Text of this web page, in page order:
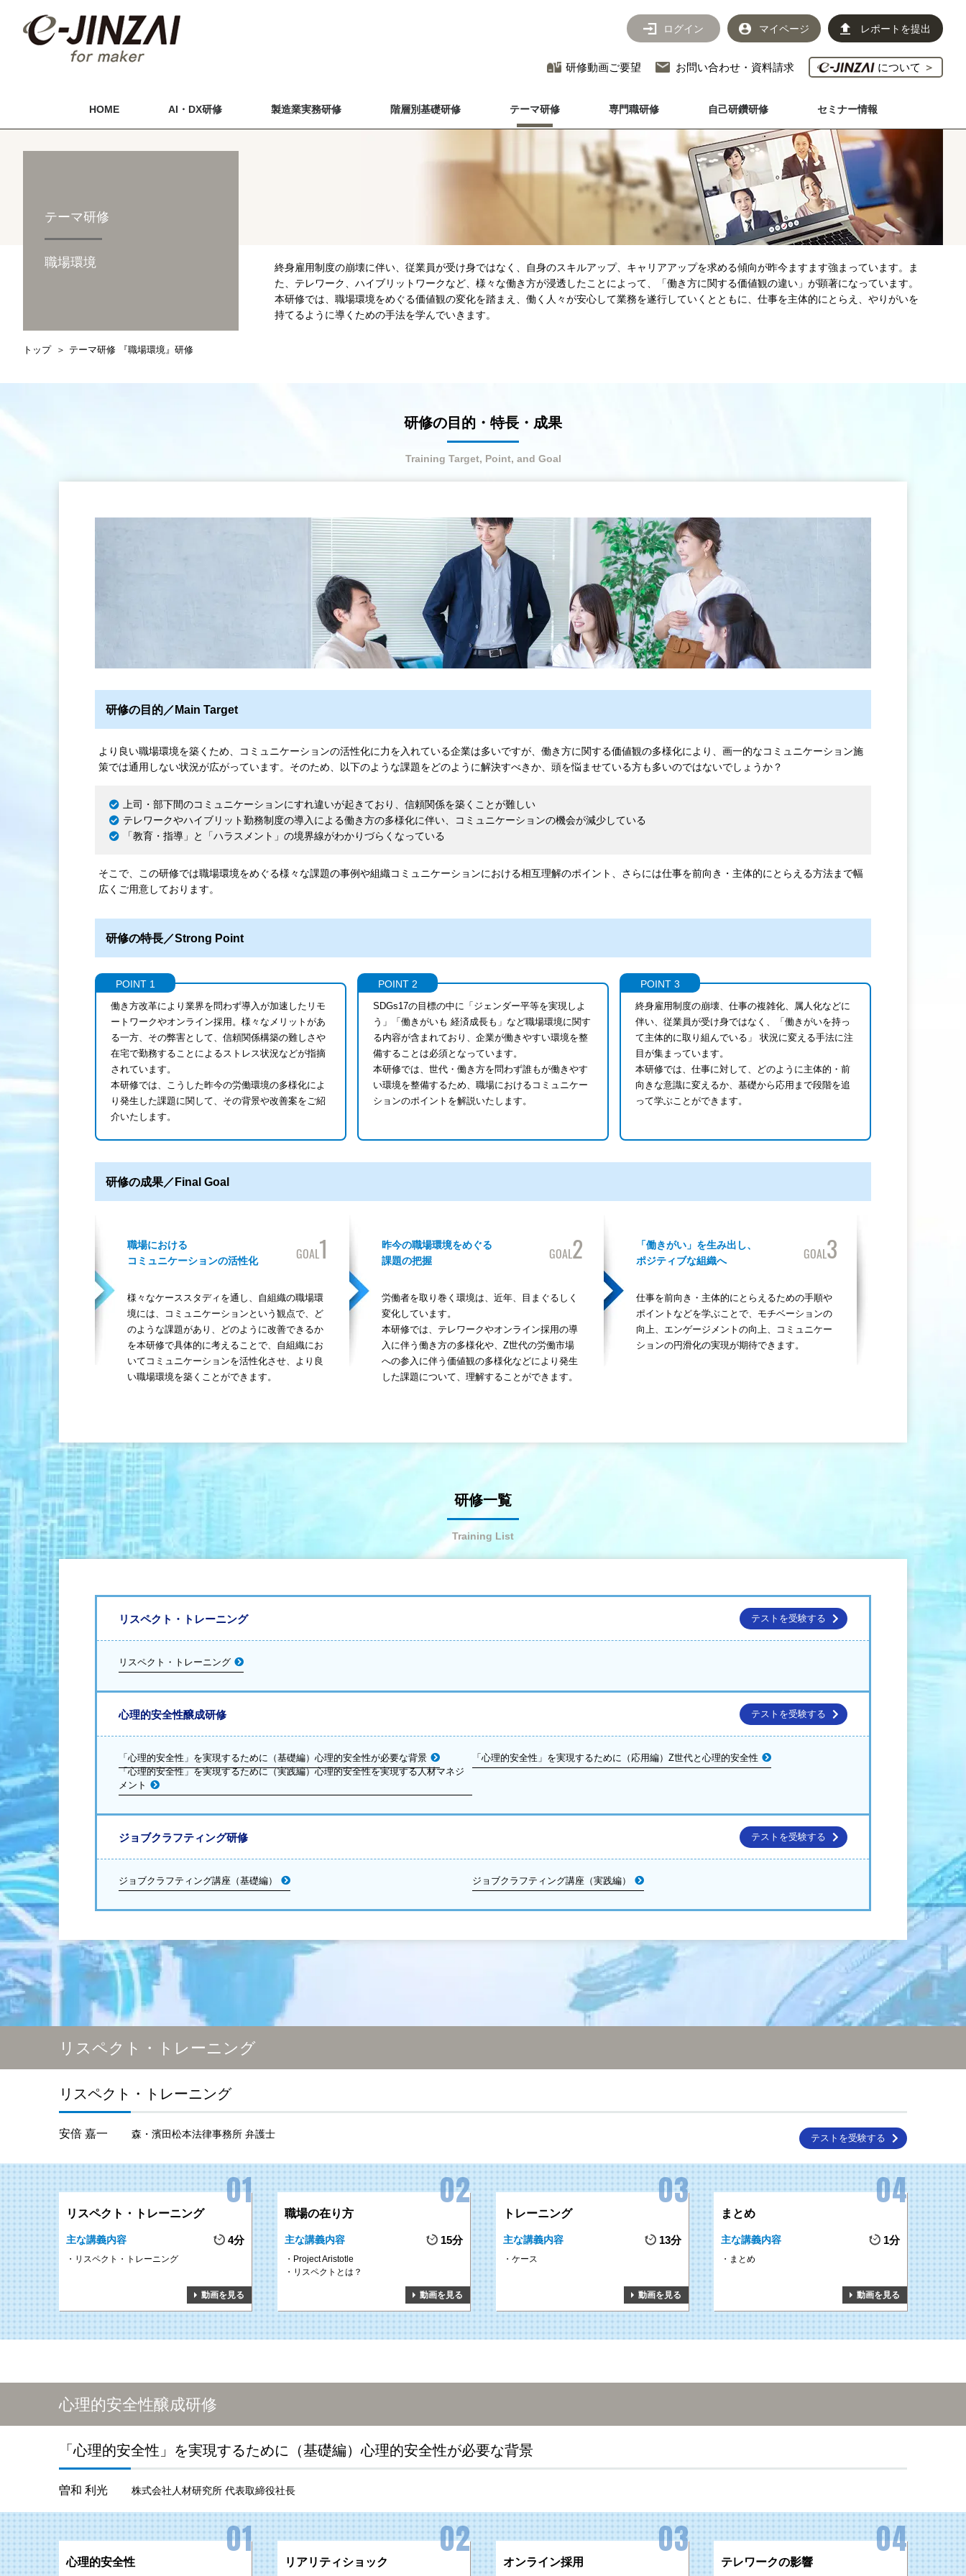
ログイン マイページ レポートを提出
研修動画ご要望 お問い合わせ・資料請求 について ＞
HOME AI・DX研修 製造業実務研修 階層別基礎研修 テーマ研修 専門職研修 自己研鑽研修 セミナー情報
テーマ研修
職場環境
終身雇用制度の崩壊に伴い、従業員が受け身ではなく、自身のスキルアップ、キャリアアップを求める傾向が昨今ますます強まっています。ま
た、テレワーク、ハイブリットワークなど、様々な働き方が浸透したことによって、「働き方に関する価値観の違い」が顕著になっています。
本研修では、職場環境をめぐる価値観の変化を踏まえ、働く人々が安心して業務を遂行していくとともに、仕事を主体的にとらえ、やりがいを
持てるように導くための手法を学んでいきます。
トップ テーマ研修 『職場環境』研修
研修の目的・特長・成果
Training Target, Point, and Goal
研修の目的／Main Target
より良い職場環境を築くため、コミュニケーションの活性化に力を入れている企業は多いですが、働き方に関する価値観の多様化により、画一的なコミュニケーション施
策では通用しない状況が広がっています。そのため、以下のような課題をどのように解決すべきか、頭を悩ませている方も多いのではないでしょうか？
上司・部下間のコミュニケーションにすれ違いが起きており、信頼関係を築くことが難しい
テレワークやハイブリット勤務制度の導入による働き方の多様化に伴い、コミュニケーションの機会が減少している
「教育・指導」と「ハラスメント」の境界線がわかりづらくなっている
そこで、この研修では職場環境をめぐる様々な課題の事例や組織コミュニケーションにおける相互理解のポイント、さらには仕事を前向き・主体的にとらえる方法まで幅
広くご用意しております。
研修の特長／Strong Point
POINT 1
働き方改革により業界を問わず導入が加速したリモ
ートワークやオンライン採用。様々なメリットがあ
る一方、その弊害として、信頼関係構築の難しさや
在宅で勤務することによるストレス状況などが指摘
されています。
本研修では、こうした昨今の労働環境の多様化によ
り発生した課題に関して、その背景や改善案をご紹
介いたします。
POINT 2
SDGs17の目標の中に「ジェンダー平等を実現しよ
う」「働きがいも 経済成長も」など職場環境に関す
る内容が含まれており、企業が働きやすい環境を整
備することは必須となっています。
本研修では、世代・働き方を問わず誰もが働きやす
い環境を整備するため、職場におけるコミュニケー
ションのポイントを解説いたします。
POINT 3
終身雇用制度の崩壊、仕事の複雑化、属人化などに
伴い、従業員が受け身ではなく、「働きがいを持っ
て主体的に取り組んでいる」 状況に変える手法に注
目が集まっています。
本研修では、仕事に対して、どのように主体的・前
向きな意識に変えるか、基礎から応用まで段階を追
って学ぶことができます。
研修の成果／Final Goal
GOAL1
職場における
コミュニケーションの活性化
様々なケーススタディを通し、自組織の職場環
境には、コミュニケーションという観点で、ど
のような課題があり、どのように改善できるか
を本研修で具体的に考えることで、自組織にお
いてコミュニケーションを活性化させ、より良
い職場環境を築くことができます。
GOAL2
昨今の職場環境をめぐる
課題の把握
労働者を取り巻く環境は、近年、目まぐるしく
変化しています。
本研修では、テレワークやオンライン採用の導
入に伴う働き方の多様化や、Z世代の労働市場
への参入に伴う価値観の多様化などにより発生
した課題について、理解することができます。
GOAL3
「働きがい」を生み出し、
ポジティブな組織へ
仕事を前向き・主体的にとらえるための手順や
ポイントなどを学ぶことで、モチベーションの
向上、エンゲージメントの向上、コミュニケー
ションの円滑化の実現が期待できます。
研修一覧
Training List
リスペクト・トレーニング テストを受験する
リスペクト・トレーニング
心理的安全性醸成研修 テストを受験する
「心理的安全性」を実現するために（基礎編）心理的安全性が必要な背景
「心理的安全性」を実現するために（応用編）Z世代と心理的安全性
「心理的安全性」を実現するために（実践編）心理的安全性を実現する人材マネジ
メント
ジョブクラフティング研修 テストを受験する
ジョブクラフティング講座（基礎編） ジョブクラフティング講座（実践編）
リスペクト・トレーニング
リスペクト・トレーニング
安倍 嘉一 森・濱田松本法律事務所 弁護士 テストを受験する
リスペクト・トレーニング
主な講義内容 4分
リスペクト・トレーニング
動画を見る
職場の在り方
主な講義内容 15分
Project Aristotle
リスペクトとは？
動画を見る
トレーニング
主な講義内容 13分
ケース
動画を見る
まとめ
主な講義内容 1分
まとめ
動画を見る
心理的安全性醸成研修
「心理的安全性」を実現するために（基礎編）心理的安全性が必要な背景
曽和 利光 株式会社人材研究所 代表取締役社長
心理的安全性 リアリティショック オンライン採用 テレワークの影響